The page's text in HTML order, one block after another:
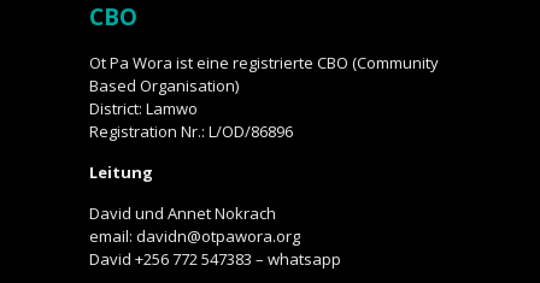
CBO
Ot Pa Wora ist eine registrierte CBO (Community
Based Organisation)
District: Lamwo
Registration Nr.: L/OD/86896
Leitung
David und Annet Nokrach
email: davidn@otpawora.org
David +256 772 547383 – whatsapp